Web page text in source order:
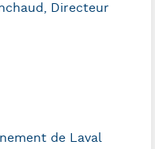
Directeur
de Laval